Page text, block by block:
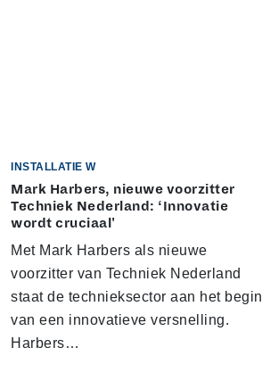
INSTALLATIE W
Mark Harbers, nieuwe voorzitter
Techniek Nederland: ‘Innovatie
wordt cruciaal'
Met Mark Harbers als nieuwe
voorzitter van Techniek Nederland
staat de technieksector aan het begin
van een innovatieve versnelling.
Harbers…